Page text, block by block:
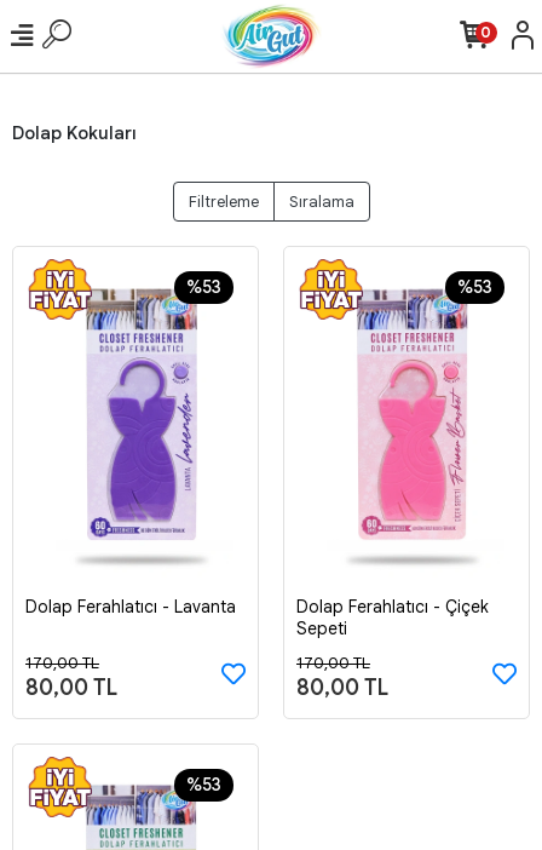
0
Dolap Kokuları
Filtreleme Sıralama
%53
Sepete Ekle
Dolap Ferahlatıcı - Lavanta
170,00 TL
80,00 TL
%53
Sepete Ekle
Dolap Ferahlatıcı - Çiçek
Sepeti
170,00 TL
80,00 TL
%53